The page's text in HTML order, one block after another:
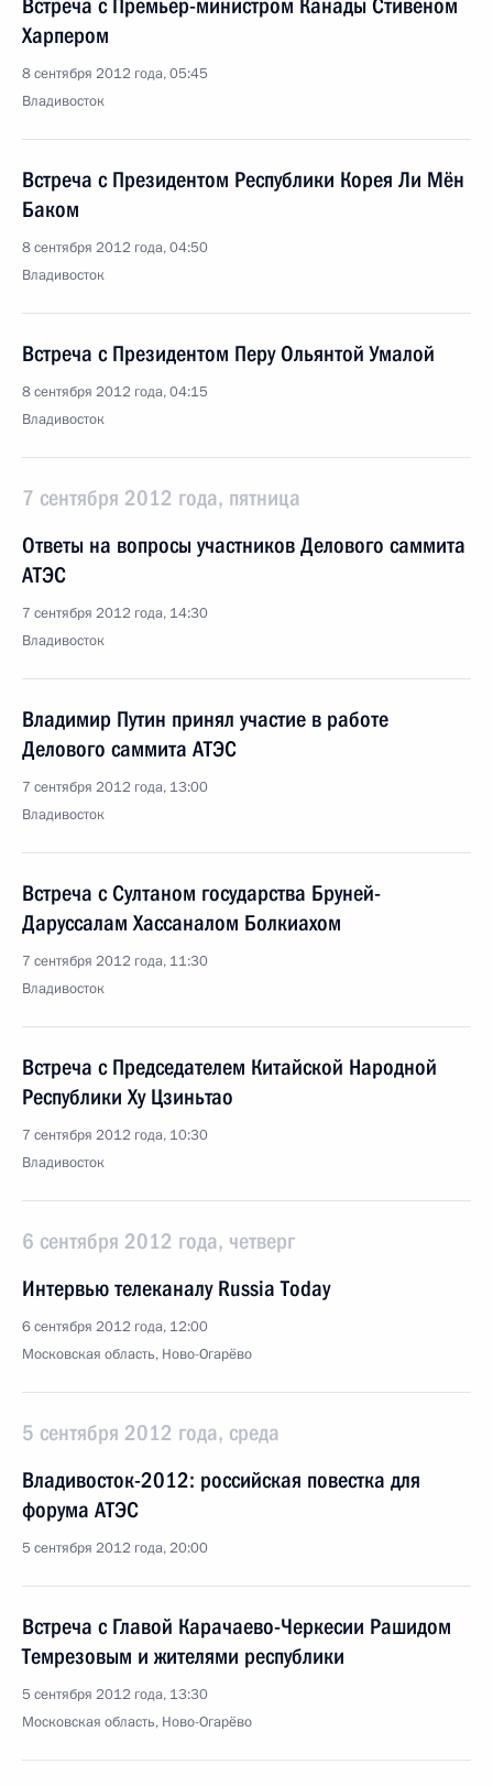
Встреча с Премьер-министром Канады Стивеном
Харпером
8 сентября 2012 года, 05:45
Владивосток
Встреча с Президентом Республики Корея Ли Мён
Баком
8 сентября 2012 года, 04:50
Владивосток
Встреча с Президентом Перу Ольянтой Умалой
8 сентября 2012 года, 04:15
Владивосток
7 сентября 2012 года, пятница
Ответы на вопросы участников Делового саммита
АТЭС
7 сентября 2012 года, 14:30
Владивосток
Владимир Путин принял участие в работе
Делового саммита АТЭС
7 сентября 2012 года, 13:00
Владивосток
Встреча с Султаном государства Бруней-
Даруссалам Хассаналом Болкиахом
7 сентября 2012 года, 11:30
Владивосток
Встреча с Председателем Китайской Народной
Республики Ху Цзиньтао
7 сентября 2012 года, 10:30
Владивосток
6 сентября 2012 года, четверг
Интервью телеканалу Russia Today
6 сентября 2012 года, 12:00
Московская область, Ново-Огарёво
5 сентября 2012 года, среда
Владивосток-2012: российская повестка для
форума АТЭС
5 сентября 2012 года, 20:00
Встреча с Главой Карачаево-Черкесии Рашидом
Темрезовым и жителями республики
5 сентября 2012 года, 13:30
Московская область, Ново-Огарёво